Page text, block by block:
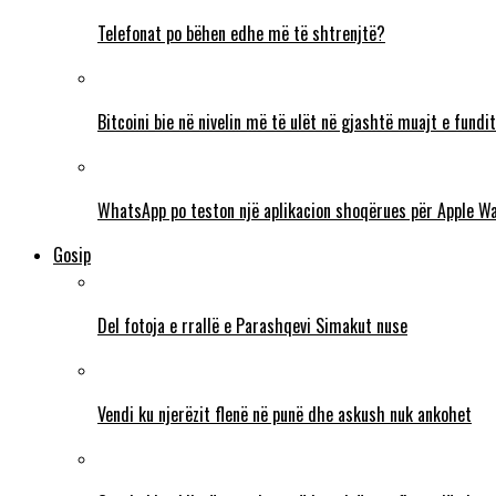
Telefonat po bëhen edhe më të shtrenjtë?
Bitcoini bie në nivelin më të ulët në gjashtë muajt e fundit
WhatsApp po teston një aplikacion shoqërues për Apple
Gosip
Del fotoja e rrallë e Parashqevi Simakut nuse
Vendi ku njerëzit flenë në punë dhe askush nuk ankohet